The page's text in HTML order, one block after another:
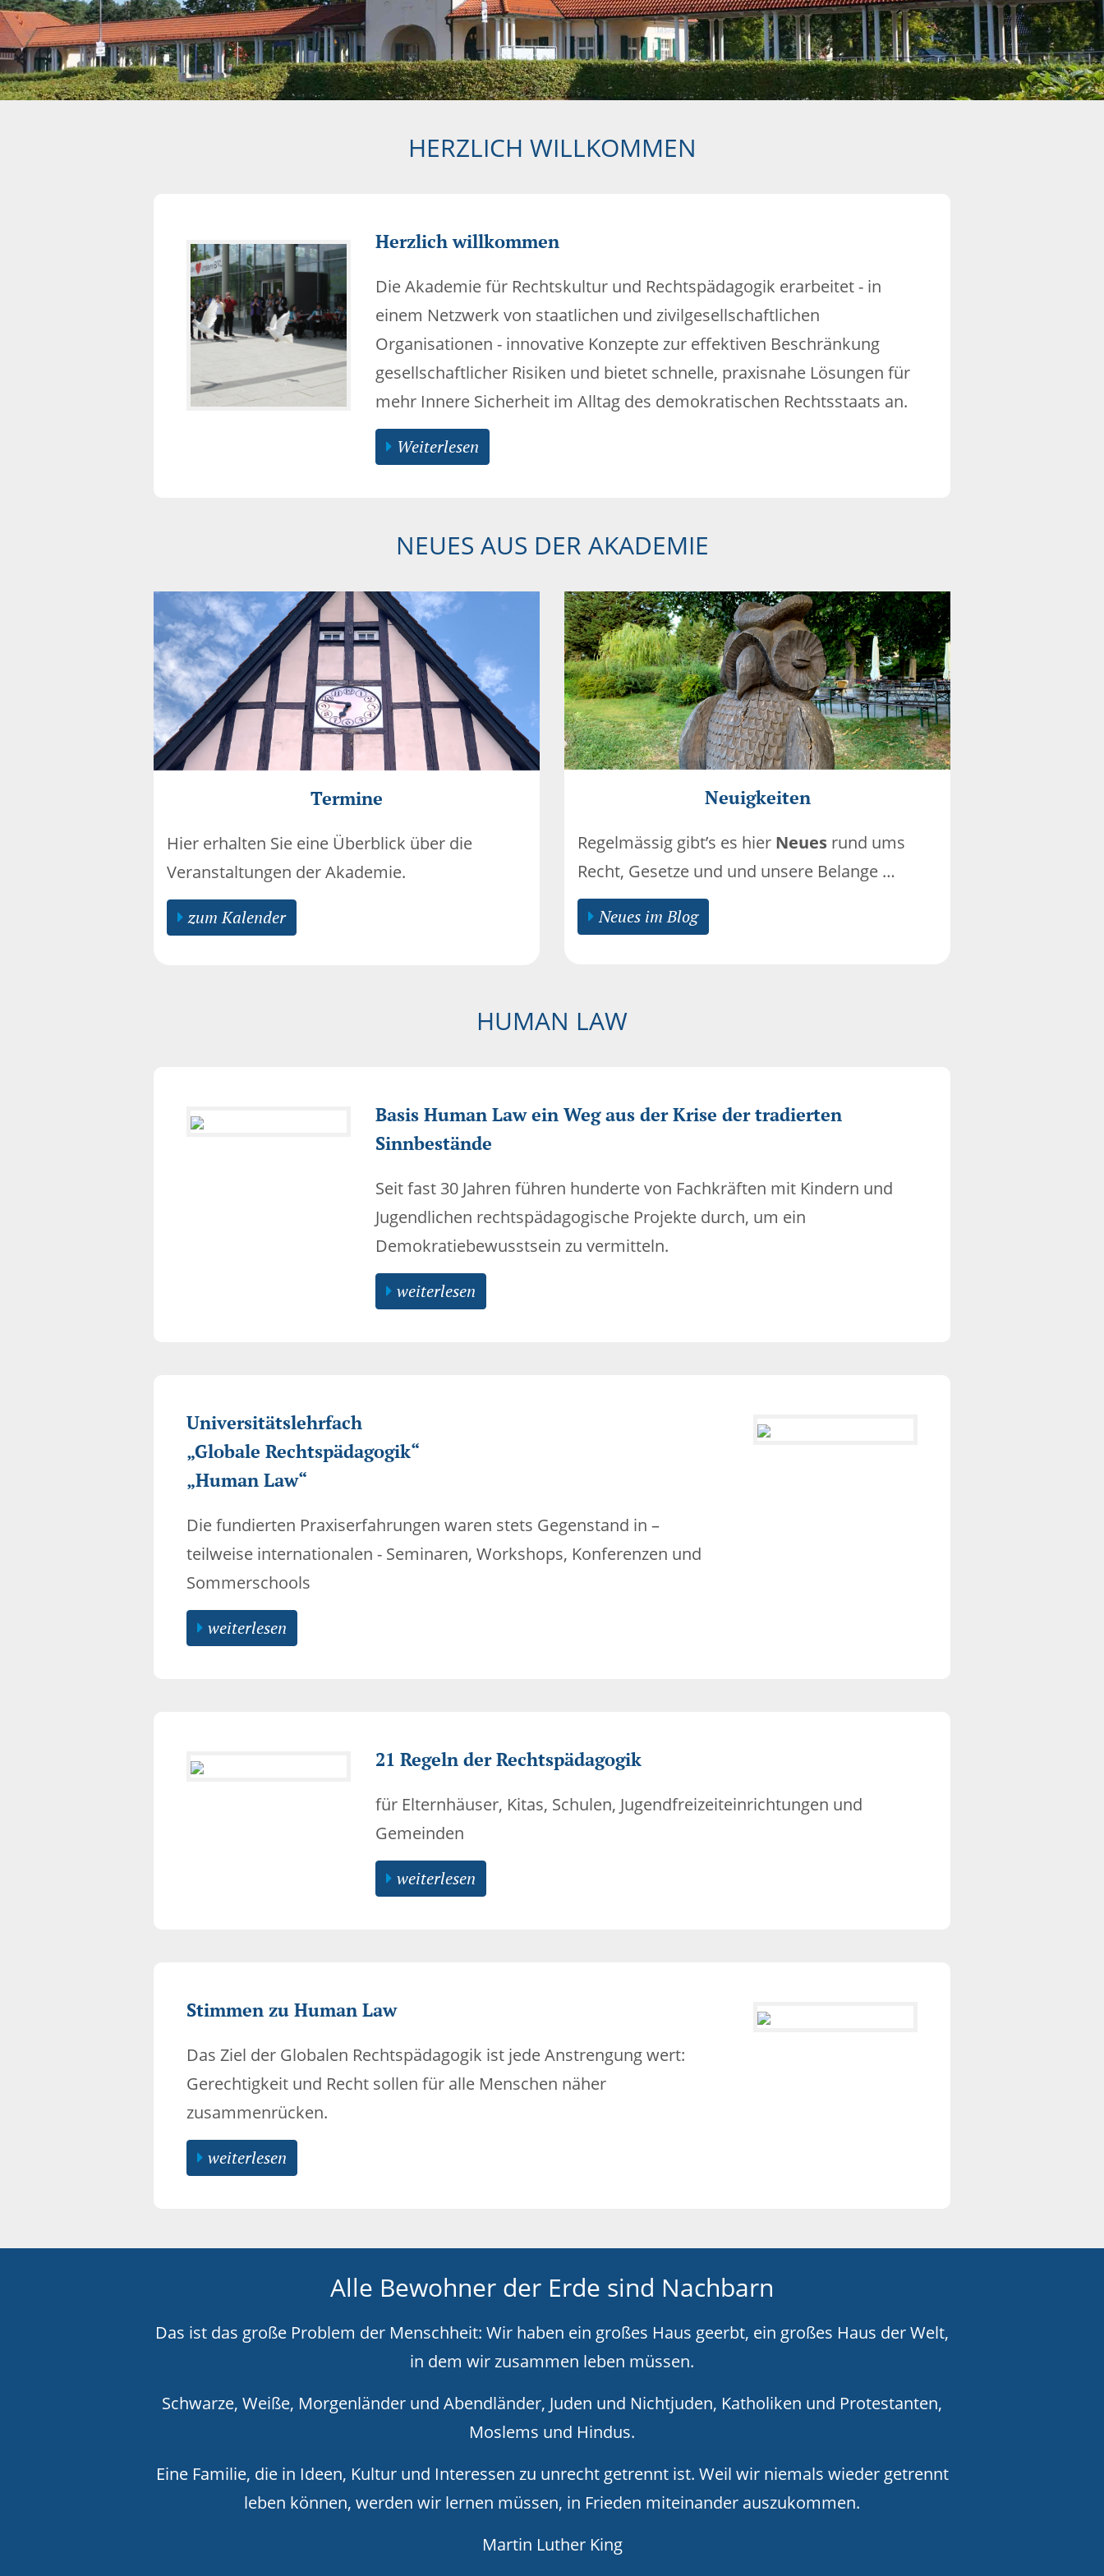
HERZLICH WILLKOMMEN
Herzlich willkommen
Die Akademie für Rechtskultur und Rechtspädagogik erarbeitet - in
einem Netzwerk von staatlichen und zivilgesellschaftlichen
Organisationen - innovative Konzepte zur effektiven Beschränkung
gesellschaftlicher Risiken und bietet schnelle, praxisnahe Lösungen für
mehr Innere Sicherheit im Alltag des demokratischen Rechtsstaats an.
Weiterlesen
NEUES AUS DER AKADEMIE
Termine
Hier erhalten Sie eine Überblick über die
Veranstaltungen der Akademie.
zum Kalender
Neuigkeiten
Regelmässig gibt’s es hier Neues rund ums
Recht, Gesetze und und unsere Belange …
Neues im Blog
HUMAN LAW
Basis Human Law ein Weg aus der Krise der tradierten
Sinnbestände
Seit fast 30 Jahren führen hunderte von Fachkräften mit Kindern und
Jugendlichen rechtspädagogische Projekte durch, um ein
Demokratiebewusstsein zu vermitteln.
weiterlesen
Universitätslehrfach
„Globale Rechtspädagogik“
„Human Law“
Die fundierten Praxiserfahrungen waren stets Gegenstand in –
teilweise internationalen - Seminaren, Workshops, Konferenzen und
Sommerschools
weiterlesen
21 Regeln der Rechtspädagogik
für Elternhäuser, Kitas, Schulen, Jugendfreizeiteinrichtungen und
Gemeinden
weiterlesen
Stimmen zu Human Law
Das Ziel der Globalen Rechtspädagogik ist jede Anstrengung wert:
Gerechtigkeit und Recht sollen für alle Menschen näher
zusammenrücken.
weiterlesen
Alle Bewohner der Erde sind Nachbarn
Das ist das große Problem der Menschheit: Wir haben ein großes Haus geerbt, ein großes Haus der Welt,
in dem wir zusammen leben müssen.
Schwarze, Weiße, Morgenländer und Abendländer, Juden und Nichtjuden, Katholiken und Protestanten,
Moslems und Hindus.
Eine Familie, die in Ideen, Kultur und Interessen zu unrecht getrennt ist. Weil wir niemals wieder getrennt
leben können, werden wir lernen müssen, in Frieden miteinander auszukommen.
Martin Luther King